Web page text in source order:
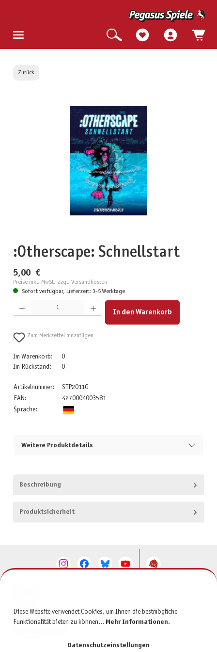
Zurück
:Otherscape: Schnellstart
5,00 €
Preise inkl. MwSt. zzgl. Versandkosten
Sofort verfügbar, Lieferzeit: 3-5 Werktage
Produkt Anzahl: Gib den gewünschten Wert ein oder benutze die Schaltflächen um die Anzahl zu
In den Warenkorb
Zum Merkzettel hinzufügen
Im Warenkorb:
0
Im Rückstand:
0
Artikelnummer:
STP2011G
EAN:
4270004003581
Sprache:
Weitere Produktdetails
Beschreibung
Produktsicherheit
SERVICE
Diese Website verwendet Cookies, um Ihnen die bestmögliche
Funktionalität bieten zu können... Mehr Informationen.
Datenschutzeinstellungen